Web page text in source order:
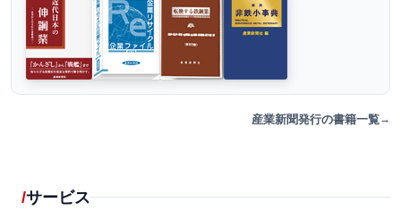
産業新聞発行の書籍一覧
サービス